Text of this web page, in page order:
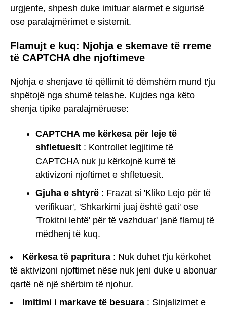
urgjente, shpesh duke imituar alarmet e sigurisë
ose paralajmërimet e sistemit.
Flamujt e kuq: Njohja e skemave të rreme
të CAPTCHA dhe njoftimeve
Njohja e shenjave të qëllimit të dëmshëm mund t'ju
shpëtojë nga shumë telashe. Kujdes nga këto
shenja tipike paralajmëruese:
CAPTCHA me kërkesa për leje të
shfletuesit : Kontrollet legjitime të
CAPTCHA nuk ju kërkojnë kurrë të
aktivizoni njoftimet e shfletuesit.
Gjuha e shtyrë : Frazat si 'Kliko Lejo për të
verifikuar', 'Shkarkimi juaj është gati' ose
'Trokitni lehtë' për të vazhduar' janë flamuj të
mëdhenj të kuq.
Kërkesa të papritura : Nuk duhet t'ju kërkohet
të aktivizoni njoftimet nëse nuk jeni duke u abonuar
qartë në një shërbim të njohur.
Imitimi i markave të besuara : Sinjalizimet e